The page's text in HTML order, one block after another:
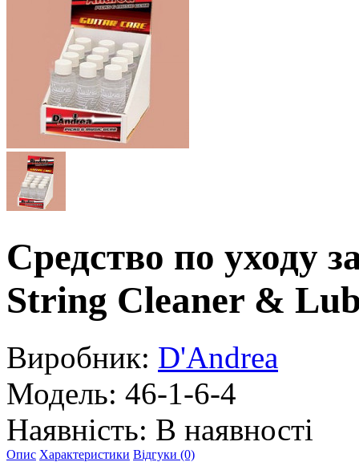
Средство по уходу
String Cleaner &
Виробник: D'Andrea
Модель: 46-1-6-4
Наявність: В наявності
Опис Характеристики Відгуки (0)